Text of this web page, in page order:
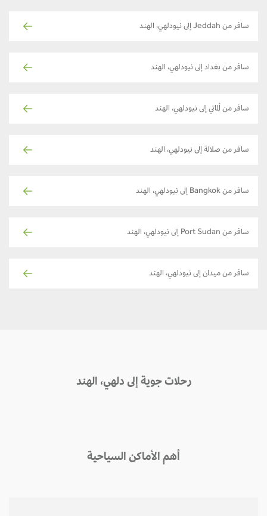
سافر من Jeddah إلى نيودلهي، الهند
سافر من بغداد إلى نيودلهي، الهند
سافر من ألماتي إلى نيودلهي، الهند
سافر من صلالة إلى نيودلهي، الهند
سافر من Bangkok إلى نيودلهي، الهند
سافر من Port Sudan إلى نيودلهي، الهند
سافر من ميدان إلى نيودلهي، الهند
رحلات جوية إلى دلهي، الهند
أهم الأماكن السياحية